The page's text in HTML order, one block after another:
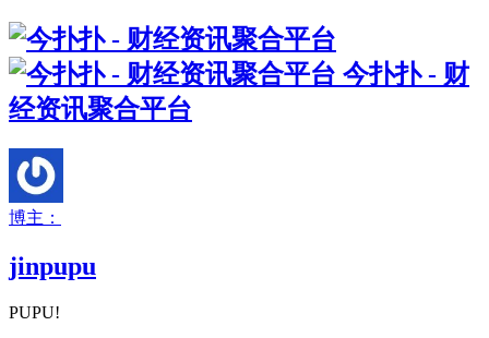
今扑扑 - 财
经资讯聚合平台
博主：
jinpupu
PUPU!